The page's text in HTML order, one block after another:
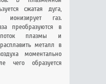
сжатая дуга,
ионизирует газ.
преобразуются в
поток плазмы и
металл в
моментально
чего образуется